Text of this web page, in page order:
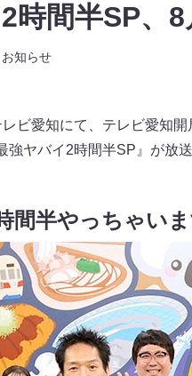
時間半SP、
お知らせ
ビ愛知にて、テレビ愛知
強ヤバイ2時間半SP』が放
間半やっちゃいま